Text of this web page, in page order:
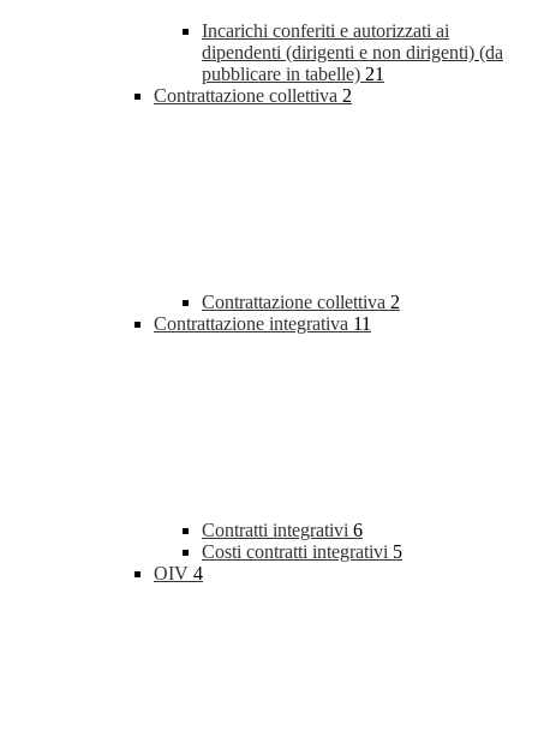
Incarichi conferiti e autorizzati ai
dipendenti (dirigenti e non dirigenti) (da
pubblicare in tabelle) 21
Contrattazione collettiva 2
Contrattazione collettiva 2
Contrattazione integrativa 11
Contratti integrativi 6
Costi contratti integrativi 5
OIV 4